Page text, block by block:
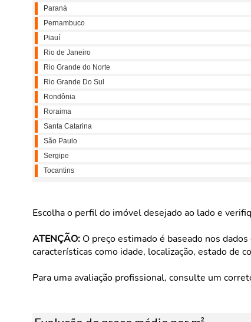
Paraná
Pernambuco
Piauí
Rio de Janeiro
Rio Grande do Norte
Rio Grande Do Sul
Rondônia
Roraima
Santa Catarina
São Paulo
Sergipe
Tocantins
Escolha o perfil do imóvel desejado ao lado e
ATENÇÃO:O preço estimado é baseado nos
características como idade, localização, estado de
Para uma avaliação profissional, consulte um